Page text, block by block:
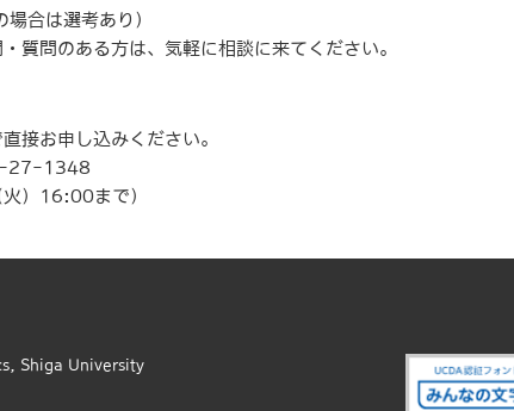
合は選考あり）
質問のある方は、気軽に相談に来てください。
接お申し込みください。
27-1348
）16:00まで）
Shiga University